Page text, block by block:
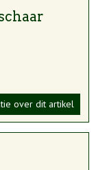
over dit artikel